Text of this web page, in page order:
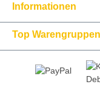
Informationen
Top Warengruppen